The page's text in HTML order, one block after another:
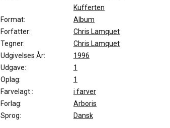
Kufferten
Format:
Album
Forfatter:
Chris Lamquet
Tegner:
Chris Lamquet
Udgivelses År:
1996
Udgave:
1
Oplag:
1
Farvelagt :
i farver
Forlag:
Arboris
Sprog:
Dansk